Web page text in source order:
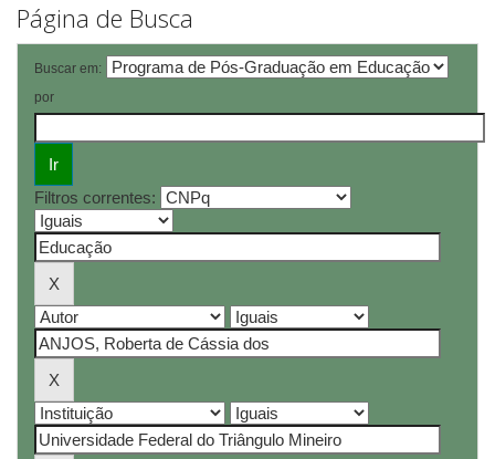
Página de Busca
Buscar em:
por
Filtros correntes: